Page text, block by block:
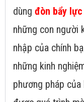
dùng đòn bẩy lực
những con người
nhập của chính
những kinh
phương pháp